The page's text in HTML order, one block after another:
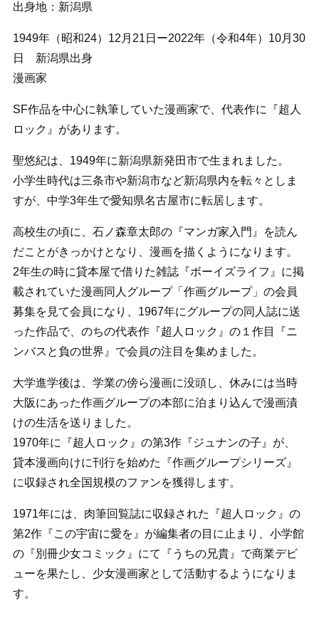
出身地：新潟県
1949年（昭和24）12月21日ー2022年（令和4年）10月30
日 新潟県出身
漫画家
SF作品を中心に執筆していた漫画家で、代表作に『超人
ロック』があります。
聖悠紀は、1949年に新潟県新発田市で生まれました。
小学生時代は三条市や新潟市など新潟県内を転々としま
すが、中学3年生で愛知県名古屋市に転居します。
高校生の頃に、石ノ森章太郎の『マンガ家入門』を読ん
だことがきっかけとなり、漫画を描くようになります。
2年生の時に貸本屋で借りた雑誌『ボーイズライフ』に掲
載されていた漫画同人グループ「作画グループ」の会員
募集を見て会員になり、1967年にグループの同人誌に送
った作品で、のちの代表作『超人ロック』の１作目『ニ
ンバスと負の世界』で会員の注目を集めました。
大学進学後は、学業の傍ら漫画に没頭し、休みには当時
大阪にあった作画グループの本部に泊まり込んで漫画漬
けの生活を送りました。
1970年に『超人ロック』の第3作『ジュナンの子』が、
貸本漫画向けに刊行を始めた『作画グループシリーズ』
に収録され全国規模のファンを獲得します。
1971年には、肉筆回覧誌に収録された『超人ロック』の
第2作『この宇宙に愛を』が編集者の目に止まり、小学館
の『別冊少女コミック』にて『うちの兄貴』で商業デビ
ューを果たし、少女漫画家として活動するようになりま
す。